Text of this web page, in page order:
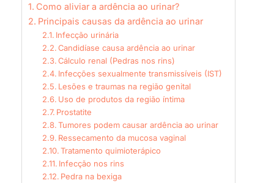
Como aliviar a ardência ao urinar?
Principais causas da ardência ao urinar
Infecção urinária
Candidíase causa ardência ao urinar
Cálculo renal (Pedras nos rins)
Infecções sexualmente transmissíveis (IST)
Lesões e traumas na região genital
Uso de produtos da região íntima
Prostatite
Tumores podem causar ardência ao urinar
Ressecamento da mucosa vaginal
Tratamento quimioterápico
Infecção nos rins
Pedra na bexiga